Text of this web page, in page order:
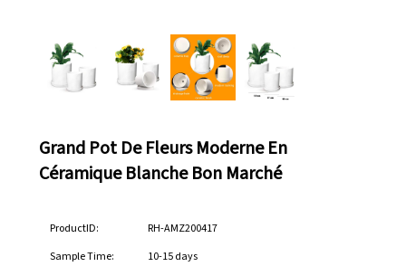
Grand Pot De Fleurs Moderne En
Céramique Blanche Bon Marché
ProductID:
RH-AMZ200417
Sample Time:
10-15 days